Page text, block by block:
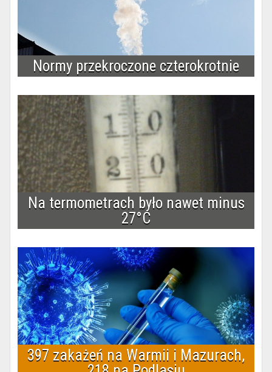
Normy przekroczone czterokrotnie
Na termometrach było nawet minus
27°C
397 zakażeń na Warmii i Mazurach,